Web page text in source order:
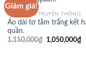
Giảm giá!
ÁO DÀI CỔ TRUYỀN THỐNG
Áo dài tơ tằm trắng kết
quần.
1,150,000₫
Giá
1,050,000₫